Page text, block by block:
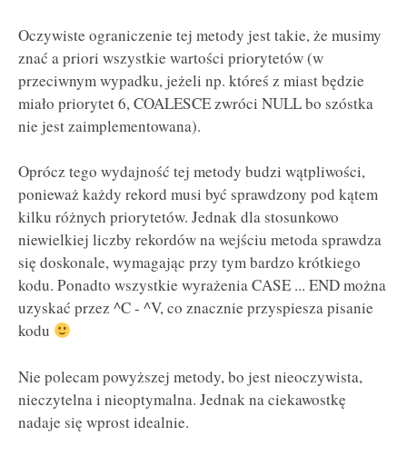
Oczywiste ograniczenie tej metody jest takie, że musimy
znać a priori wszystkie wartości priorytetów (w
przeciwnym wypadku, jeżeli np. któreś z miast będzie
miało priorytet 6, COALESCE zwróci NULL bo szóstka
nie jest zaimplementowana).
Oprócz tego wydajność tej metody budzi wątpliwości,
ponieważ każdy rekord musi być sprawdzony pod kątem
kilku różnych priorytetów. Jednak dla stosunkowo
niewielkiej liczby rekordów na wejściu metoda sprawdza
się doskonale, wymagając przy tym bardzo krótkiego
kodu. Ponadto wszystkie wyrażenia CASE ... END można
uzyskać przez ^C - ^V, co znacznie przyspiesza pisanie
kodu
Nie polecam powyższej metody, bo jest nieoczywista,
nieczytelna i nieoptymalna. Jednak na ciekawostkę
nadaje się wprost idealnie.